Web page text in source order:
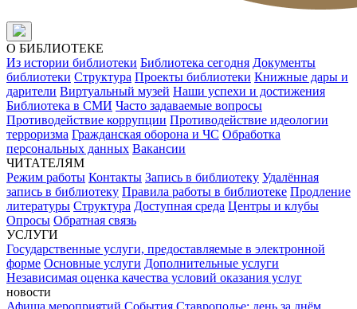
О БИБЛИОТЕКЕ
Из истории библиотеки Библиотека сегодня Документы
библиотеки Структура Проекты библиотеки Книжные дары и
дарители Виртуальный музей Наши успехи и достижения
Библиотека в СМИ Часто задаваемые вопросы
Противодействие коррупции Противодействие идеологии
терроризма Гражданская оборона и ЧС Обработка
персональных данных Вакансии
ЧИТАТЕЛЯМ
Режим работы Контакты Запись в библиотеку Удалённая
запись в библиотеку Правила работы в библиотеке Продление
литературы Структура Доступная среда Центры и клубы
Опросы Обратная связь
УСЛУГИ
Государственные услуги, предоставляемые в электронной
форме Основные услуги Дополнительные услуги
Независимая оценка качества условий оказания услуг
новости
Афиша мероприятий События Ставрополье: день за днём